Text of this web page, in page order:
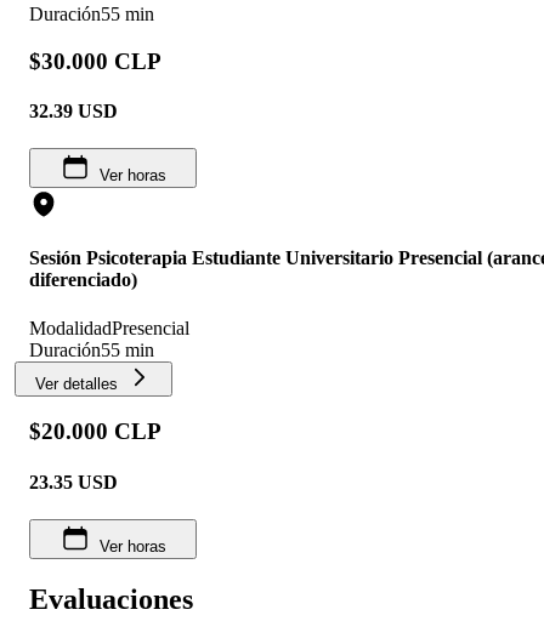
Duración55 min
$30.000 CLP
32.39 USD
Ver horas
Sesión Psicoterapia Estudiante Universitario Presencial
diferenciado)
ModalidadPresencial
Duración55 min
Ver detalles
$20.000 CLP
23.35 USD
Ver horas
Evaluaciones